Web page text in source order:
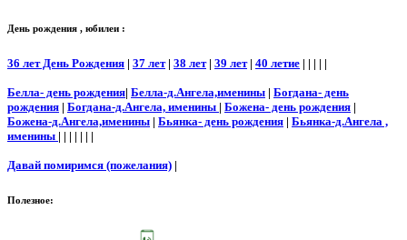
День рождения , юбилеи :
36 лет День Рождения | 37 лет| 38 лет| 39 лет| 40 летие | | | | |
Белла- день рождения| Белла-д.Ангела,именины | Богдана- день
рождения | Богдана-д.Ангела, именины | Божена- день рождения |
Божена-д.Ангела,именины | Бьянка- день рождения | Бьянка-д.Ангела ,
именины | | | | | | |
Давай помиримся (пожелания) |
Полезное: